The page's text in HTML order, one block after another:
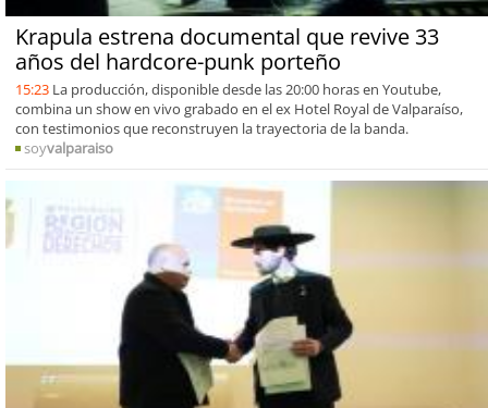
Krapula estrena documental que revive 33
años del hardcore-punk porteño
15:23 La producción, disponible desde las 20:00 horas en Youtube,
combina un show en vivo grabado en el ex Hotel Royal de Valparaíso,
con testimonios que reconstruyen la trayectoria de la banda.
soyvalparaiso